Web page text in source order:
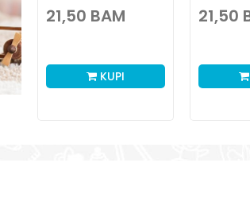
21,50 BAM
KUPI
21,50